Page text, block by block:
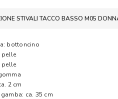
STIVALI TACCO BASSO M05
bottoncino
pelle
pelle
2 cm
ca. 35 cm